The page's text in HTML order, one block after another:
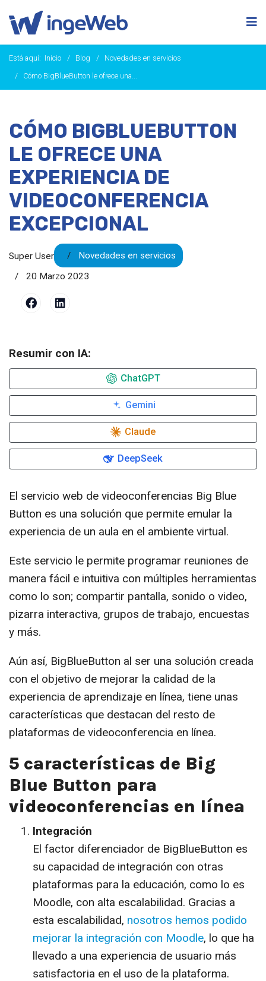
Está aquí: Inicio Blog
Novedades en servicios
Cómo BigBlueButton le ofrece una...
CÓMO BIGBLUEBUTTON
LE OFRECE UNA
EXPERIENCIA DE
VIDEOCONFERENCIA
EXCEPCIONAL
Super User
Novedades en servicios
20 Marzo 2023
Resumir con IA:
ChatGPT
Gemini
Claude
DeepSeek
El servicio web de videoconferencias Big Blue
Button es una solución que permite emular la
experiencia de un aula en el ambiente virtual.
Este servicio le permite programar reuniones de
manera fácil e intuitiva con múltiples herramientas
como lo son; compartir pantalla, sonido o video,
pizarra interactiva, grupos de trabajo, encuestas
y más.
Aún así, BigBlueButton al ser una solución creada
con el objetivo de mejorar la calidad de la
experiencia de aprendizaje en línea, tiene unas
características que destacan del resto de
plataformas de videoconferencia en línea.
5 características de Big
Blue Button para
videoconferencias en línea
Integración
El factor diferenciador de BigBlueButton es
su capacidad de integración con otras
plataformas para la educación, como lo es
Moodle, con alta escalabilidad. Gracias a
esta escalabilidad, nosotros hemos podido
mejorar la integración con Moodle, lo que ha
llevado a una experiencia de usuario más
satisfactoria en el uso de la plataforma.